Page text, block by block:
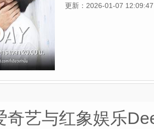
更新： 2026-01-07 12:09:47
奇艺与红象娱乐